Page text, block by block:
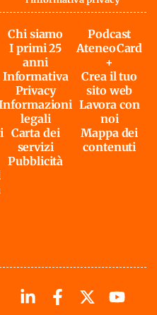
Chi siamo
I primi 25
anni
Informativa
Privacy
legali
Carta dei
servizi
Pubblicità
Podcast
AteneoCard
+
Crea il tuo
sito web
Lavora con
noi
Mappa dei
contenuti